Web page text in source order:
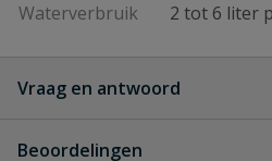
Waterverbruik 2 tot 6 liter
Vraag en antwoord
Beoordelingen